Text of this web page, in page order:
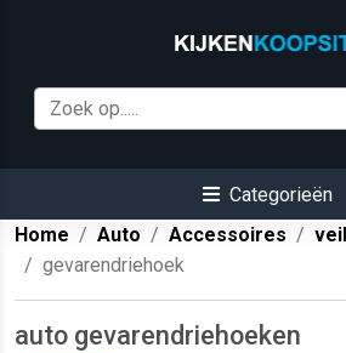
Categorieën
Home
Auto Accessoires
gevarendriehoek
auto gevarendriehoeken